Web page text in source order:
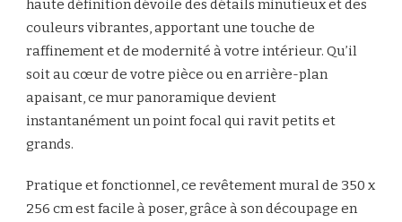
haute définition dévoile des détails minutieux et des
couleurs vibrantes, apportant une touche de
raffinement et de modernité à votre intérieur. Qu’il
soit au cœur de votre pièce ou en arrière-plan
apaisant, ce mur panoramique devient
instantanément un point focal qui ravit petits et
grands.
Pratique et fonctionnel, ce revêtement mural de 350 x
256 cm est facile à poser, grâce à son découpage en